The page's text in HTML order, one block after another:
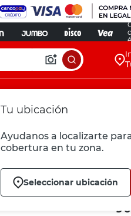
Tu ubicación
Ayudanos a localizarte
cobertura en tu zona.
Seleccionar ubicación